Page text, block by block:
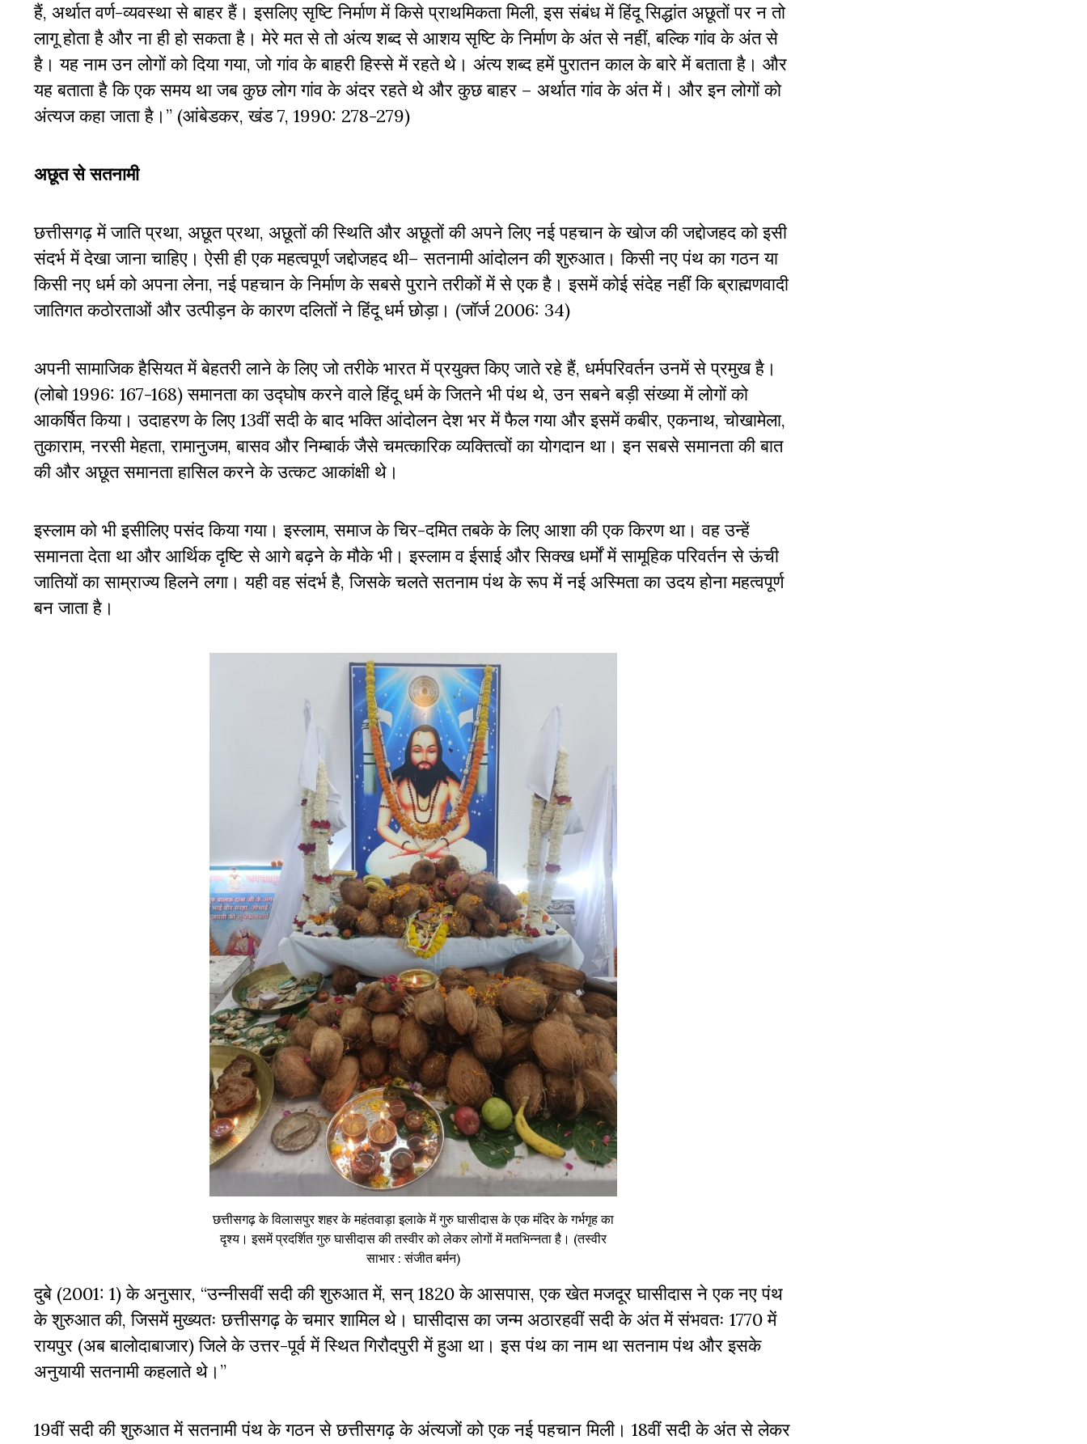
हैं, अर्थात वर्ण-व्यवस्था से बाहर हैं। इसलिए सृष्टि निर्माण में किसे प्राथमिकता मिली, इस संबंध में हिंदू सिद्धांत अछूतों पर न तो
लागू होता है और ना ही हो सकता है। मेरे मत से तो अंत्य शब्द से आशय सृष्टि के निर्माण के अंत से नहीं, बल्कि गांव के अंत से
है। यह नाम उन लोगों को दिया गया, जो गांव के बाहरी हिस्से में रहते थे। अंत्य शब्द हमें पुरातन काल के बारे में बताता है। और
यह बताता है कि एक समय था जब कुछ लोग गांव के अंदर रहते थे और कुछ बाहर – अर्थात गांव के अंत में। और इन लोगों को
अंत्यज कहा जाता है।” (आंबेडकर, खंड 7, 1990: 278-279)
अछूत से सतनामी
छत्तीसगढ़ में जाति प्रथा, अछूत प्रथा, अछूतों की स्थिति और अछूतों की अपने लिए नई पहचान के खोज की जद्दोजहद को इसी
संदर्भ में देखा जाना चाहिए। ऐसी ही एक महत्वपूर्ण जद्दोजहद थी– सतनामी आंदोलन की शुरुआत। किसी नए पंथ का गठन या
किसी नए धर्म को अपना लेना, नई पहचान के निर्माण के सबसे पुराने तरीकों में से एक है। इसमें कोई संदेह नहीं कि ब्राह्मणवादी
जातिगत कठोरताओं और उत्पीड़न के कारण दलितों ने हिंदू धर्म छोड़ा। (जॉर्ज 2006: 34)
अपनी सामाजिक हैसियत में बेहतरी लाने के लिए जो तरीके भारत में प्रयुक्त किए जाते रहे हैं, धर्मपरिवर्तन उनमें से प्रमुख है।
(लोबो 1996: 167-168) समानता का उद्घोष करने वाले हिंदू धर्म के जितने भी पंथ थे, उन सबने बड़ी संख्या में लोगों को
आकर्षित किया। उदाहरण के लिए 13वीं सदी के बाद भक्ति आंदोलन देश भर में फैल गया और इसमें कबीर, एकनाथ, चोखामेला,
तुकाराम, नरसी मेहता, रामानुजम, बासव और निम्बार्क जैसे चमत्कारिक व्यक्तित्वों का योगदान था। इन सबसे समानता की बात
की और अछूत समानता हासिल करने के उत्कट आकांक्षी थे।
इस्लाम को भी इसीलिए पसंद किया गया। इस्लाम, समाज के चिर-दमित तबके के लिए आशा की एक किरण था। वह उन्हें
समानता देता था और आर्थिक दृष्टि से आगे बढ़ने के मौके भी। इस्लाम व ईसाई और सिक्ख धर्मों में सामूहिक परिवर्तन से ऊंची
जातियों का साम्राज्य हिलने लगा। यही वह संदर्भ है, जिसके चलते सतनाम पंथ के रूप में नई अस्मिता का उदय होना महत्वपूर्ण
बन जाता है।
छत्तीसगढ़ के विलासपुर शहर के महंतवाड़ा इलाके में गुरु घासीदास के एक मंदिर के गर्भगृह का
दृश्य। इसमें प्रदर्शित गुरु घासीदास की तस्वीर को लेकर लोगों में मतभिन्नता है। (तस्वीर
साभार : संजीत बर्मन)
दुबे (2001: 1) के अनुसार, “उन्नीसवीं सदी की शुरुआत में, सन् 1820 के आसपास, एक खेत मजदूर घासीदास ने एक नए पंथ
के शुरुआत की, जिसमें मुख्यतः छत्तीसगढ़ के चमार शामिल थे। घासीदास का जन्म अठारहवीं सदी के अंत में संभवतः 1770 में
रायपुर (अब बालोदाबाजार) जिले के उत्तर-पूर्व में स्थित गिरौदपुरी में हुआ था। इस पंथ का नाम था सतनाम पंथ और इसके
अनुयायी सतनामी कहलाते थे।”
19वीं सदी की शुरुआत में सतनामी पंथ के गठन से छत्तीसगढ़ के अंत्यजों को एक नई पहचान मिली। 18वीं सदी के अंत से लेकर